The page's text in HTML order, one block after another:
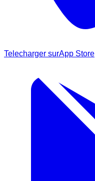
Telecharger surApp Store